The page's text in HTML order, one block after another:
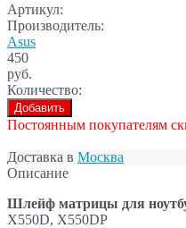
Артикул:
Производитель:
Asus
450
руб.
Количество:
Добавить
Постоянным покупателям
Доставка в Москва
Описание
Шлейф матрицы для
X550D, X550DP